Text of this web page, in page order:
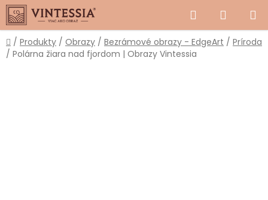
Prejsť
na
obsah
Hľadať
KOŠÍK
Domov
/ Produkty / Obrazy / Bezrámové obrazy - EdgeArt / Príroda
/ Polárna žiara nad fjordom | Obrazy Vintessia